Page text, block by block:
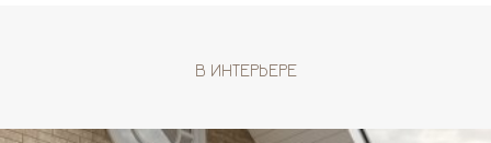
В ИНТЕРЬЕРЕ